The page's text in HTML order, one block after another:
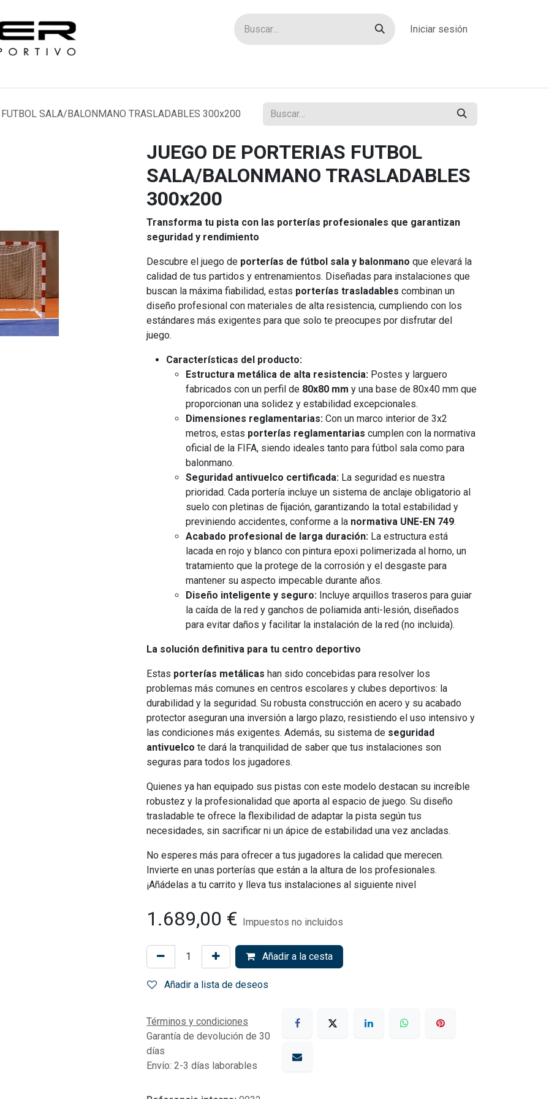
Iniciar sesión
FUTBOL SALA/BALONMANO TRASLADABLES 300x200
JUEGO DE PORTERIAS FUTBOL
SALA/BALONMANO TRASLADABLES
300x200
Transforma tu pista con las porterías profesionales que garantizan
seguridad y rendimiento
Descubre el juego de porterías de fútbol sala y balonmano que elevará la
calidad de tus partidos y entrenamientos. Diseñadas para instalaciones que
buscan la máxima fiabilidad, estas porterías trasladables combinan un
diseño profesional con materiales de alta resistencia, cumpliendo con los
estándares más exigentes para que solo te preocupes por disfrutar del
juego.
Características del producto:
Estructura metálica de alta resistencia: Postes y larguero
fabricados con un perfil de 80x80 mm y una base de 80x40 mm que
proporcionan una solidez y estabilidad excepcionales.
Dimensiones reglamentarias: Con un marco interior de 3x2
metros, estas porterías reglamentarias cumplen con la normativa
oficial de la FIFA, siendo ideales tanto para fútbol sala como para
balonmano.
Seguridad antivuelco certificada: La seguridad es nuestra
prioridad. Cada portería incluye un sistema de anclaje obligatorio al
suelo con pletinas de fijación, garantizando la total estabilidad y
previniendo accidentes, conforme a la normativa UNE-EN 749.
Acabado profesional de larga duración: La estructura está
lacada en rojo y blanco con pintura epoxi polimerizada al horno, un
tratamiento que la protege de la corrosión y el desgaste para
mantener su aspecto impecable durante años.
Diseño inteligente y seguro: Incluye arquillos traseros para guiar
la caída de la red y ganchos de poliamida anti-lesión, diseñados
para evitar daños y facilitar la instalación de la red (no incluida).
La solución definitiva para tu centro deportivo
Estas porterías metálicas han sido concebidas para resolver los
problemas más comunes en centros escolares y clubes deportivos: la
durabilidad y la seguridad. Su robusta construcción en acero y su acabado
protector aseguran una inversión a largo plazo, resistiendo el uso intensivo y
las condiciones más exigentes. Además, su sistema de seguridad
antivuelco te dará la tranquilidad de saber que tus instalaciones son
seguras para todos los jugadores.
Quienes ya han equipado sus pistas con este modelo destacan su increíble
robustez y la profesionalidad que aporta al espacio de juego. Su diseño
trasladable te ofrece la flexibilidad de adaptar la pista según tus
necesidades, sin sacrificar ni un ápice de estabilidad una vez ancladas.
No esperes más para ofrecer a tus jugadores la calidad que merecen.
Invierte en unas porterías que están a la altura de los profesionales.
¡Añádelas a tu carrito y lleva tus instalaciones al siguiente nivel
1.689,00 € Impuestos no incluidos
Añadir a la cesta
Añadir a lista de deseos
Términos y condiciones
Garantía de devolución de 30
días
Envío: 2-3 días laborables